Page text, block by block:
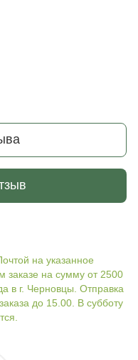
на указанное
заказе на сумму от 2500
в г. Черновцы. Отправка
до 15.00. В субботу